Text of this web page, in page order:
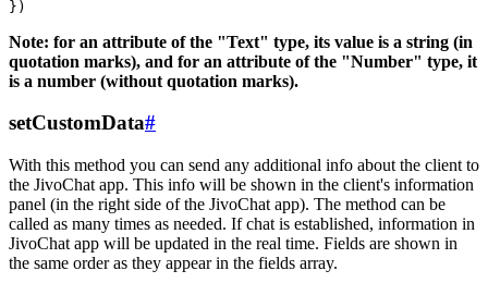
Note: for an attribute of the "Text" type, its value is a string (in
quotation marks), and for an attribute of the "Number" type, it
is a number (without quotation marks).
setCustomData#
With this method you can send any additional info about the client to
the JivoChat app. This info will be shown in the client's information
panel (in the right side of the JivoChat app). The method can be
called as many times as needed. If chat is established, information in
JivoChat app will be updated in the real time. Fields are shown in
the same order as they appear in the fields array.